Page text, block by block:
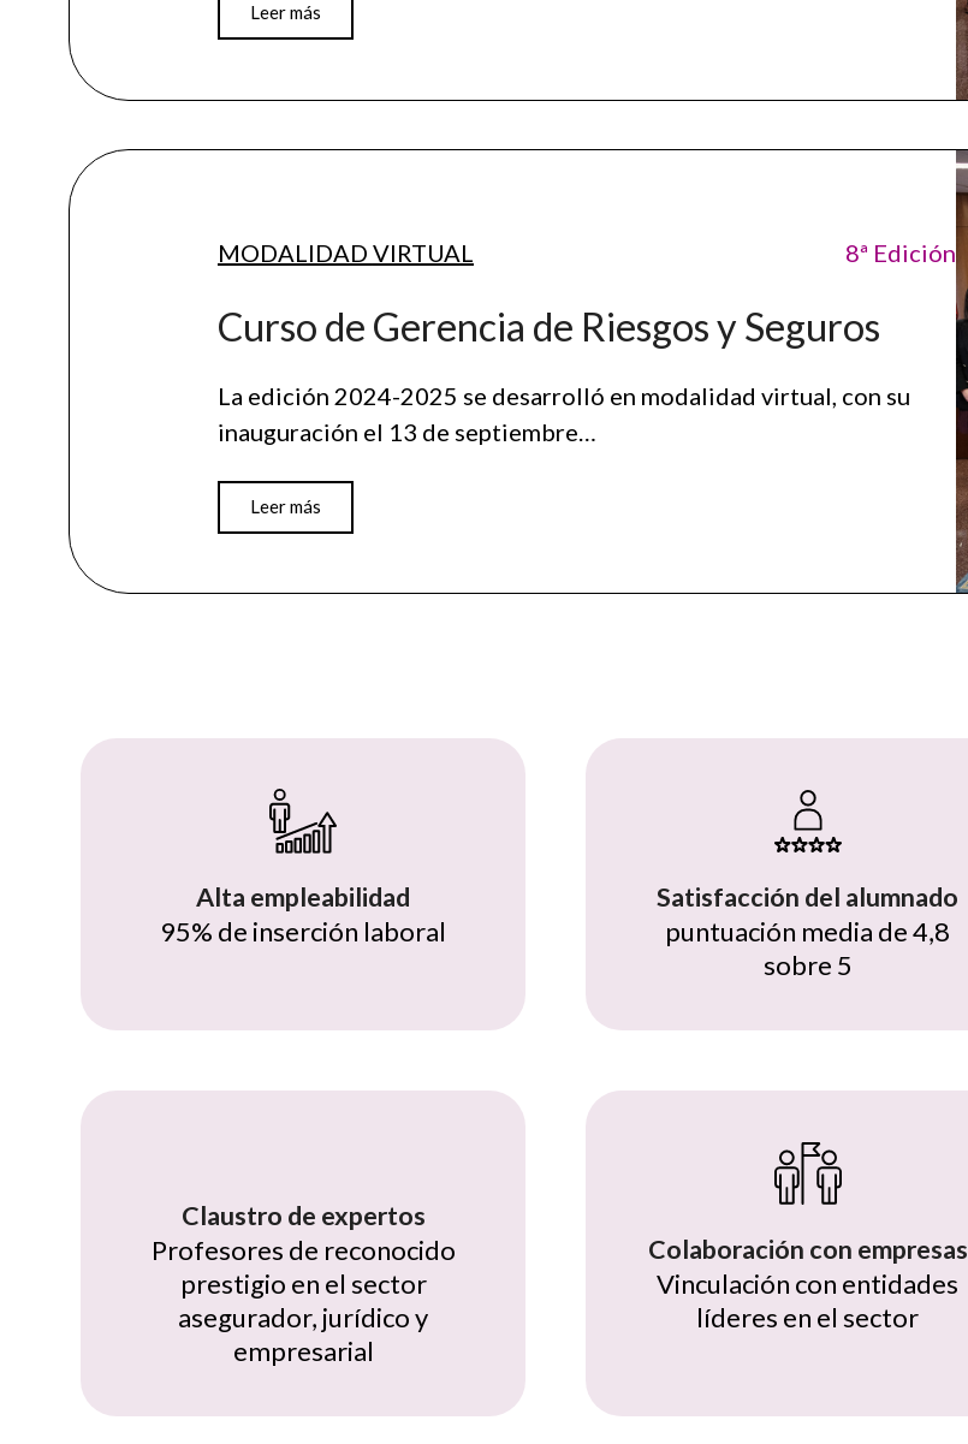
Leer más
MODALIDAD VIRTUAL 8ª Edición
Curso de Gerencia de Riesgos y Seguros
La edición 2024-2025 se desarrolló en modalidad virtual, con su
inauguración el 13 de septiembre…
Leer más
Alta empleabilidad
95% de inserción laboral
Satisfacción del alumnado
puntuación media de 4,8
sobre 5
Claustro de expertos
Profesores de reconocido
prestigio en el sector
asegurador, jurídico y
empresarial
Colaboración con empresas
Vinculación con entidades
líderes en el sector